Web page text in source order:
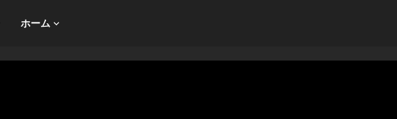
ホーム